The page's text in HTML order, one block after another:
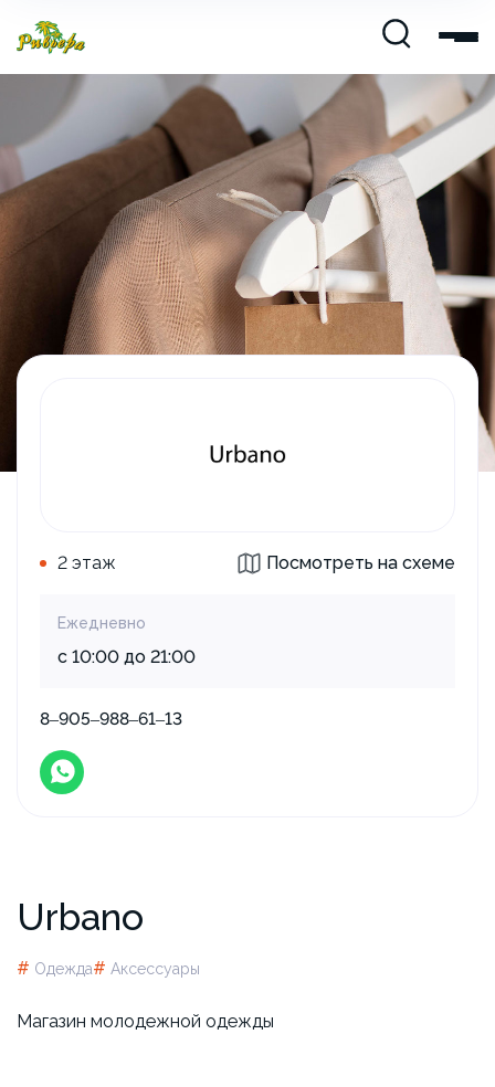
Urbano
# Одежда# Аксессуары
​Магазин молодежной одежды
2 этаж Посмотреть на схеме
Ежедневно
с 10:00 до 21:00
8‒905‒988‒61‒13